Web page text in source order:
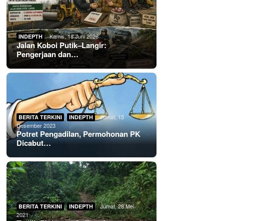
INDEPTH Kamis, 18 Juni 2026
Jalan Koboi Putik–Langir:
Pengerjaan dan…
BERITA TERKINI , INDEPTH
Jumat, 15
Desember 2023
Potret Pengadilan, Permohonan PK
Dicabut…
BERITA TERKINI , INDEPTH
Jumat, 28 Mei
2021